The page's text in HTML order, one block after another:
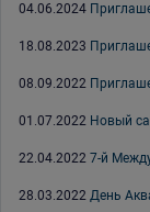
04.06.2024
18.08.2023
08.09.2022
01.07.2022 Новый
22.04.2022 7-й
28.03.2022 День